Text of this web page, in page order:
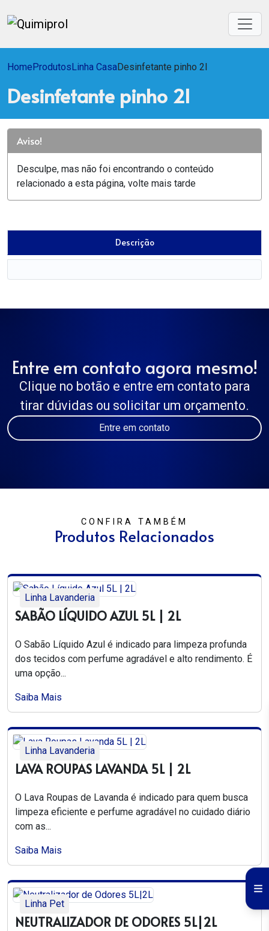
HomeProdutosLinha CasaDesinfetante pinho 2l
Desinfetante pinho 2l
Aviso!
Desculpe, mas não foi encontrando o conteúdo
relacionado a esta página, volte mais tarde
Descrição
Entre em contato agora mesmo!
Clique no botão e entre em contato para
tirar dúvidas ou solicitar um orçamento.
Entre em contato
CONFIRA TAMBÉM
Produtos Relacionados
Linha Lavanderia
SABÃO LÍQUIDO AZUL 5L | 2L
O Sabão Líquido Azul é indicado para limpeza profunda
dos tecidos com perfume agradável e alto rendimento. É
uma opção...
Saiba Mais
Linha Lavanderia
LAVA ROUPAS LAVANDA 5L | 2L
O Lava Roupas de Lavanda é indicado para quem busca
limpeza eficiente e perfume agradável no cuidado diário
com as...
Saiba Mais
Linha Pet
NEUTRALIZADOR DE ODORES 5L|2L